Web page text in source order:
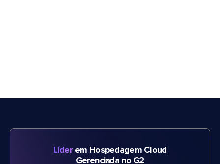
Líderem Hospedagem Cloud
Gerenciada no G2